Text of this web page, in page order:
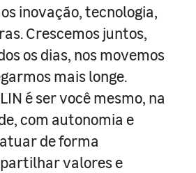
inovação, tecnologia,
Crescemos juntos,
os dias, nos movemos
mais longe.
é ser você mesmo, na
com autonomia e
de forma
valores e